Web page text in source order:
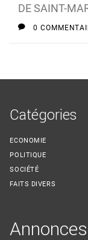
DE SAINT-
0
Catégories
ECONOMIE
POLITIQUE
SOCIÉTÉ
FAITS DIVERS
Annonces